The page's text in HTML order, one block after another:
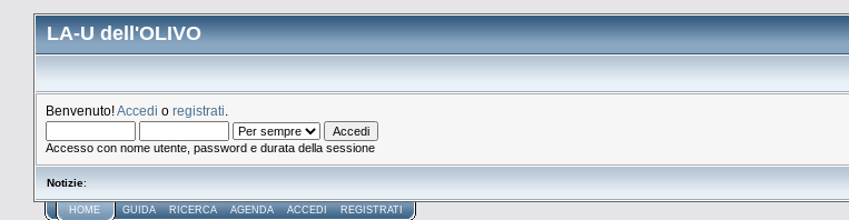
LA-U dell'OLIVO
Benvenuto!Accedi o registrati
Accesso con nome utente, password e durata della sessione
Notizie:
HOME GUIDA RICERCA AGENDA ACCEDI REGISTRATI